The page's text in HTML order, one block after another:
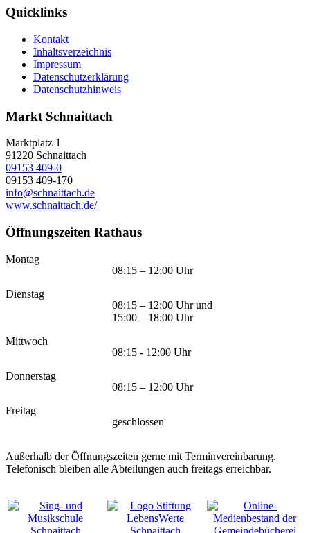
Quicklinks
Kontakt
Inhaltsverzeichnis
Impressum
Datenschutzerklärung
Datenschutzhinweis
Markt Schnaittach
Marktplatz 1
91220 Schnaittach
09153 409-0
09153 409-170
info@schnaittach.de
www.schnaittach.de/
Öffnungszeiten Rathaus
Montag
08:15 – 12:00 Uhr
Dienstag
08:15 – 12:00 Uhr und
15:00 – 18:00 Uhr
Mittwoch
08:15 - 12:00 Uhr
Donnerstag
08:15 – 12:00 Uhr
Freitag
geschlossen
Außerhalb der Öffnungszeiten gerne mit Terminvereinbarung.
Telefonisch bleiben alle Abteilungen auch freitags erreichbar.